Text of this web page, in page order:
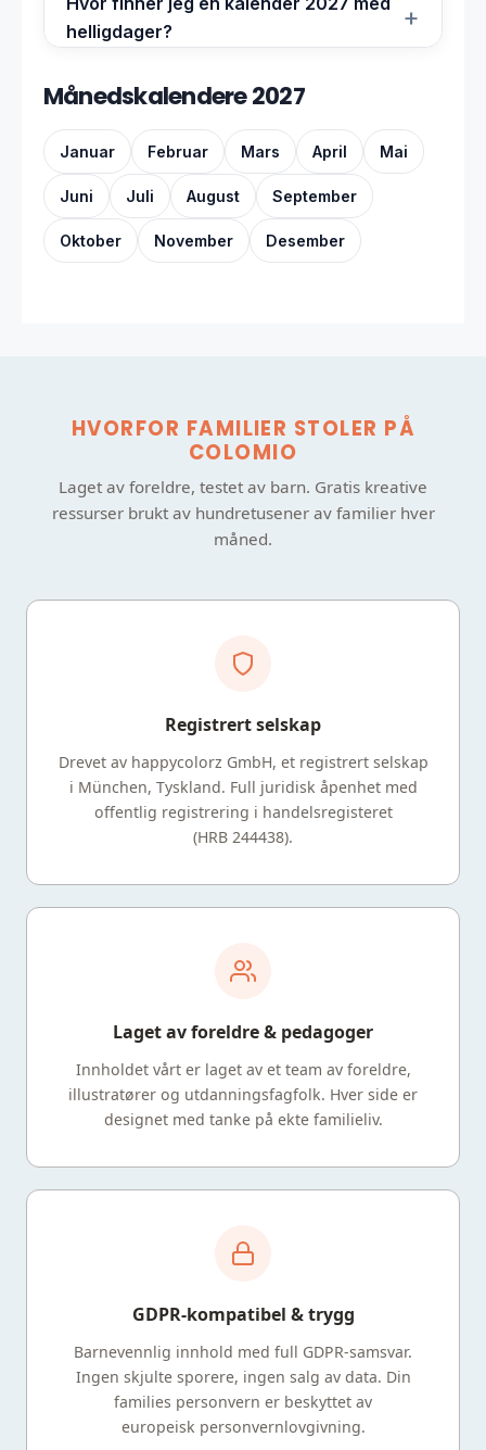
helligdager?
Månedskalendere 2027
Januar Februar Mars April Mai
Juni Juli August September
Oktober November Desember
HVORFOR FAMILIER STOLER PÅ
COLOMIO
Laget av foreldre, testet av barn. Gratis kreative
ressurser brukt av hundretusener av familier hver
måned.
Registrert selskap
Drevet av happycolorz GmbH, et registrert selskap
i München, Tyskland. Full juridisk åpenhet med
offentlig registrering i handelsregisteret
(HRB 244438).
Laget av foreldre & pedagoger
Innholdet vårt er laget av et team av foreldre,
illustratører og utdanningsfagfolk. Hver side er
designet med tanke på ekte familieliv.
GDPR-kompatibel & trygg
Barnevennlig innhold med full GDPR-samsvar.
Ingen skjulte sporere, ingen salg av data. Din
families personvern er beskyttet av
europeisk personvernlovgivning.